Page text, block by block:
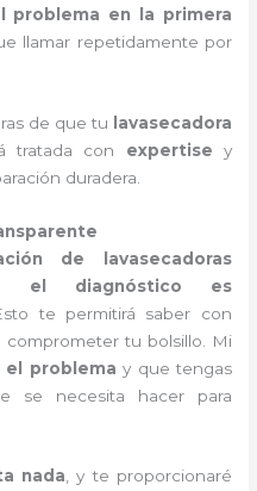
problema en la primera
llamar repetidamente por
de que tu
lavasecadora
tratada con expertise y
duradera.
de lavasecadoras
el diagnóstico es
te permitirá saber con
tu bolsillo. Mi
problema y que tengas
se necesita hacer para
nada, y te proporcionaré